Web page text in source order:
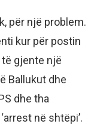
për një problem.
kur për postin
të gjente një
Ballukut dhe
dhe tha
në shtëpi’.